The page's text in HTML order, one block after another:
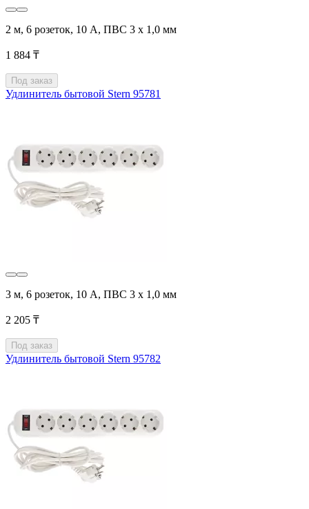
2 м, 6 розеток, 10 А, ПВС 3 х 1,0 мм
1 884 ₸
Под заказ
Удлинитель бытовой Stern 95781
3 м, 6 розеток, 10 А, ПВС 3 х 1,0 мм
2 205 ₸
Под заказ
Удлинитель бытовой Stern 95782